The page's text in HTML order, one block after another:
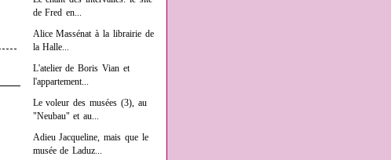
de Fred en...
Alice Massénat à la librairie de
la Halle...
L'atelier de Boris Vian et
l'appartement...
Le voleur des musées (3), au
"Neubau" et au...
Adieu Jacqueline, mais que le
musée de Laduz...